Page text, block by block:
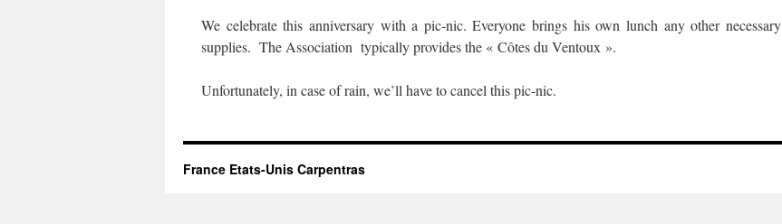
We celebrate this anniversary with a pic-nic. Everyone brings his own lunch any other necessary
supplies. The Association typically provides the « Côtes du Ventoux ».
Unfortunately, in case of rain, we’ll have to cancel this pic-nic.
France Etats-Unis Carpentras